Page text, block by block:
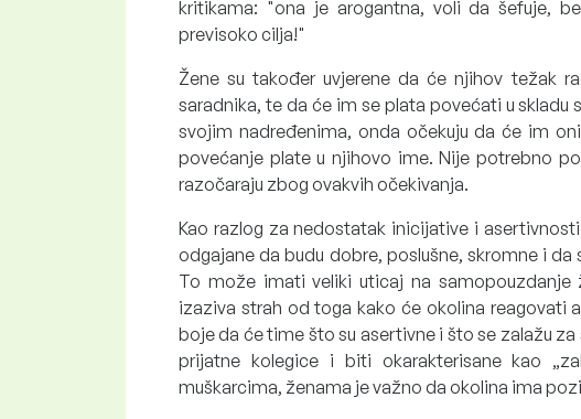
kritikama: "ona je arogantna, voli da šefuje,
previsoko cilja!"
Žene su također uvjerene da će njihov težak
saradnika, te da će im se plata povećati u
svojim nadređenima, onda očekuju da će im
povećanje plate u njihovo ime. Nije potrebno
razočaraju zbog ovakvih očekivanja.
Kao razlog za nedostatak inicijative i
odgajane da budu dobre, poslušne, skromne i
To može imati veliki uticaj na samopouzdanje
izaziva strah od toga kako će okolina reagovati
boje da će time što su asertivne i što se zalažu
prijatne kolegice i biti okarakterisane kao
muškarcima, ženama je važno da okolina ima